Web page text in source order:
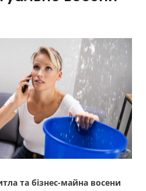
та бізнес-майна восени